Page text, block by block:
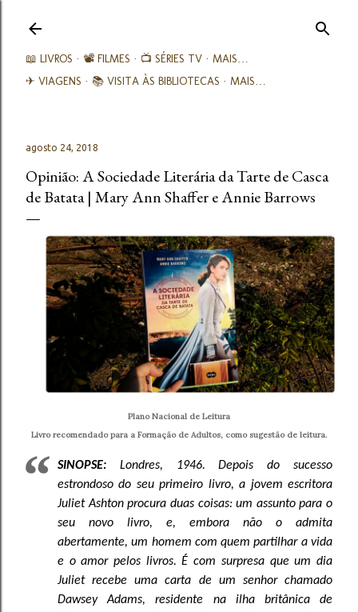
📖 LIVROS 📽️ FILMES 📺 SÉRIES TV
MAIS…
✈ VIAGENS
📚︎ VISITA ÀS BIBLIOTECAS MAIS…
agosto 24, 2018
Opinião: A Sociedade Literária da Tarte de Casca
de Batata | Mary Ann Shaffer e Annie Barrows
Plano Nacional de Leitura
Livro recomendado para a Formação de Adultos, como sugestão de leitura.
SINOPSE: Londres, 1946. Depois do sucesso
estrondoso do seu primeiro livro, a jovem escritora
Juliet Ashton procura duas coisas: um assunto para o
seu novo livro, e, embora não o admita
abertamente, um homem com quem partilhar a vida
e o amor pelos livros. É com surpresa que um dia
Juliet recebe uma carta de um senhor chamado
Dawsey Adams, residente na ilha britânica de